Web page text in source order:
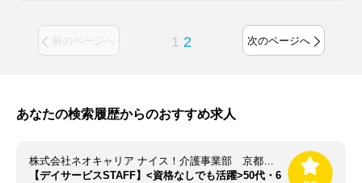
前のページへ 1 2 次のページへ
あなたの検索履歴からのおすすめ求人
株式会社ネオキャリア ナイス！介護事業部 京都支店／KYT
【デイサービスSTAFF】<資格なしでも活躍>50代・6